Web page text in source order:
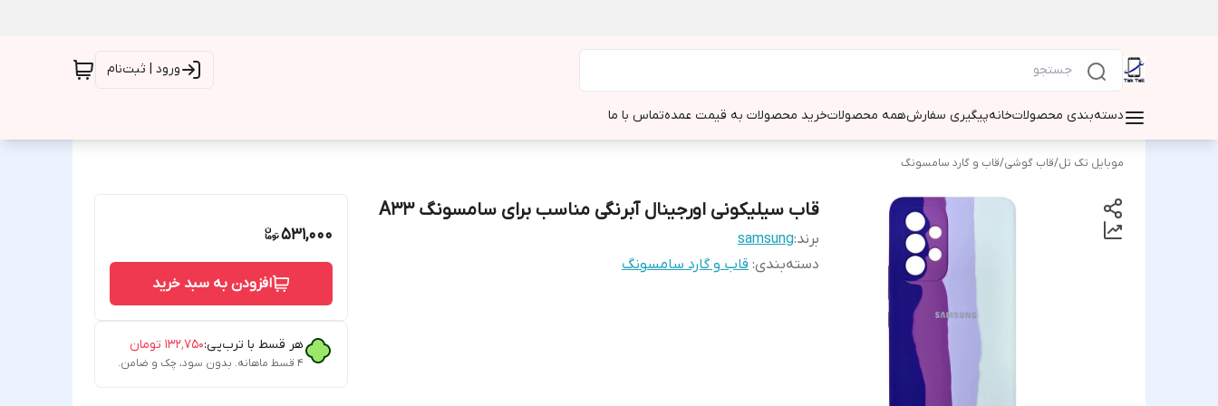
ورود | ثبت‌نام
دسته‌بندی محصولاتخانهپیگیری سفارشهمه محصولاتخرید محصولات به قیمت عمدهتماس با ما
موبایل تک تل/قاب گوشی/قاب و گارد سامسونگ
قاب سیلیکونی اورجینال آبرنگی مناسب برای سامسونگ A33
برند:samsung
دسته‌بندی: قاب و گارد سامسونگ
531,000
افزودن به سبد خرید
هر قسط با ترب‌پی:۱۳۲٬۷۵۰ تومان
۴ قسط ماهانه. بدون سود، چک و ضامن.